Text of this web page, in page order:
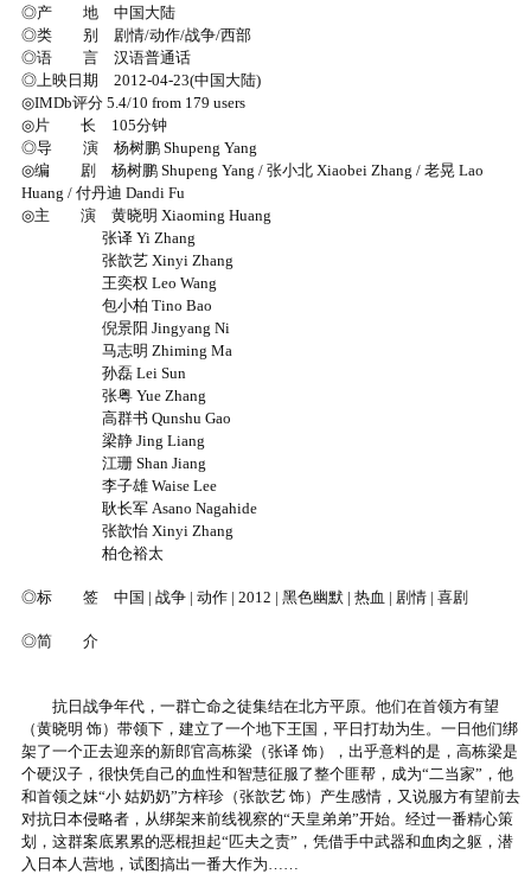
◎产 地 中国大陆
◎类 别 剧情/动作/战争/西部
◎语 言 汉语普通话
◎上映日期 2012-04-23(中国大陆)
◎IMDb评分 5.4/10 from 179 users
◎片 长 105分钟
◎导 演 杨树鹏 Shupeng Yang
◎编 剧 杨树鹏 Shupeng Yang / 张小北 Xiaobei Zhang / 老晃 Lao
Huang / 付丹迪 Dandi Fu
◎主 演 黄晓明 Xiaoming Huang
张译 Yi Zhang
张歆艺 Xinyi Zhang
王奕权 Leo Wang
包小柏 Tino Bao
倪景阳 Jingyang Ni
马志明 Zhiming Ma
孙磊 Lei Sun
张粤 Yue Zhang
高群书 Qunshu Gao
梁静 Jing Liang
江珊 Shan Jiang
李子雄 Waise Lee
耿长军 Asano Nagahide
张歆怡 Xinyi Zhang
柏仓裕太
◎标 签 中国 | 战争 | 动作 | 2012 | 黑色幽默 | 热血 | 剧情 | 喜剧
◎简 介
抗日战争年代，一群亡命之徒集结在北方平原。他们在首领方有望
（黄晓明 饰）带领下，建立了一个地下王国，平日打劫为生。一日他们绑
架了一个正去迎亲的新郎官高栋梁（张译 饰），出乎意料的是，高栋梁是
个硬汉子，很快凭自己的血性和智慧征服了整个匪帮，成为“二当家”，他
和首领之妹“小 姑奶奶”方梓珍（张歆艺 饰）产生感情，又说服方有望前去
对抗日本侵略者，从绑架来前线视察的“天皇弟弟”开始。经过一番精心策
划，这群案底累累的恶棍担起“匹夫之责”，凭借手中武器和血肉之躯，潜
入日本人营地，试图搞出一番大作为……